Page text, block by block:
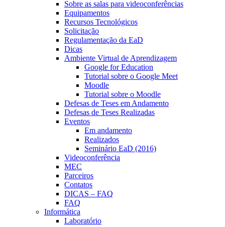
Sobre as salas para videoconferências
Equipamentos
Recursos Tecnológicos
Solicitação
Regulamentação da EaD
Dicas
Ambiente Virtual de Aprendizagem
Google for Education
Tutorial sobre o Google Meet
Moodle
Tutorial sobre o Moodle
Defesas de Teses em Andamento
Defesas de Teses Realizadas
Eventos
Em andamento
Realizados
Seminário EaD (2016)
Videoconferência
MEC
Parceiros
Contatos
DICAS – FAQ
FAQ
Informática
Laboratório